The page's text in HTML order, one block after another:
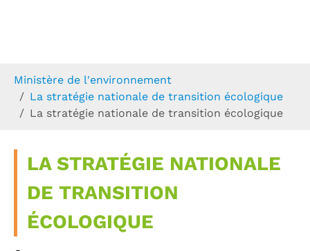
Ministère de l'environnement
La stratégie nationale de transition écologique
La stratégie nationale de transition écologique
LA STRATÉGIE NATIONALE
DE TRANSITION
ÉCOLOGIQUE